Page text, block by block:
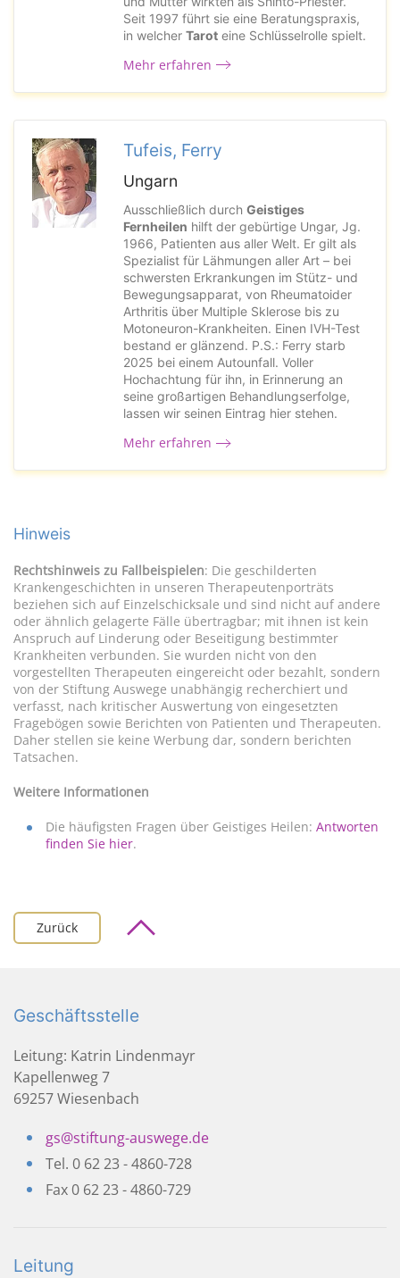
Seit 1997 führt sie eine Beratungspraxis,
in welcher Taroteine Schlüsselrolle spielt.
Mehr erfahren
Tufeis, Ferry
Ungarn
Ausschließlich durch Geistiges
Fernheilen hilft der gebürtige Ungar, Jg.
1966, Patienten aus aller Welt. Er gilt als
Spezialist für Lähmungen aller Art – bei
schwersten Erkrankungen im Stütz- und
Bewegungsapparat, von Rheumatoider
Arthritis über Multiple Sklerose bis zu
Motoneuron-Krankheiten. Einen IVH-Test
bestand er glänzend. P.S.: Ferry starb
2025 bei einem Autounfall. Voller
Hochachtung für ihn, in Erinnerung an
seine großartigen Behandlungserfolge,
lassen wir seinen Eintrag hier stehen.
Mehr erfahren
Hinweis
Rechtshinweis zu Fallbeispielen: Die geschilderten
Krankengeschichten in unseren Therapeutenporträts
beziehen sich auf Einzelschicksale und sind nicht auf andere
oder ähnlich gelagerte Fälle übertragbar; mit ihnen ist kein
Anspruch auf Linderung oder Beseitigung bestimmter
Krankheiten verbunden. Sie wurden nicht von den
vorgestellten Therapeuten eingereicht oder bezahlt, sondern
von der Stiftung Auswege unabhängig recherchiert und
verfasst, nach kritischer Auswertung von eingesetzten
Fragebögen sowie Berichten von Patienten und Therapeuten.
Daher stellen sie keine Werbung dar, sondern berichten
Tatsachen.
Weitere Informationen
Die häufigsten Fragen über Geistiges Heilen: Antworten
finden Sie hier.
Zurück
Geschäftsstelle
Leitung: Katrin Lindenmayr
Kapellenweg 7
69257 Wiesenbach
gs@stiftung-auswege.de
Tel. 0 62 23 - 4860-728
Fax 0 62 23 - 4860-729
Leitung